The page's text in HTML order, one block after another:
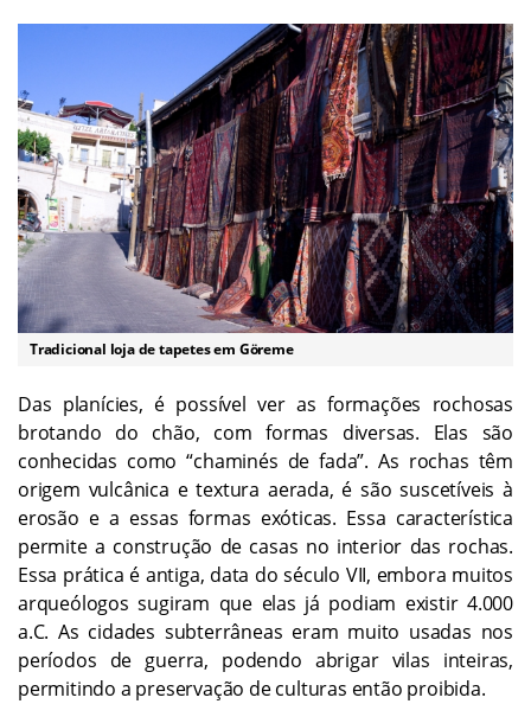
Tradicional loja de tapetes em Göreme
Das planícies, é possível ver as formações rochosas
brotando do chão, com formas diversas. Elas são
conhecidas como “chaminés de fada”. As rochas têm
origem vulcânica e textura aerada, é são suscetíveis à
erosão e a essas formas exóticas. Essa característica
permite a construção de casas no interior das rochas.
Essa prática é antiga, data do século VII, embora muitos
arqueólogos sugiram que elas já podiam existir 4.000
a.C. As cidades subterrâneas eram muito usadas nos
períodos de guerra, podendo abrigar vilas inteiras,
permitindo a preservação de culturas então proibida.